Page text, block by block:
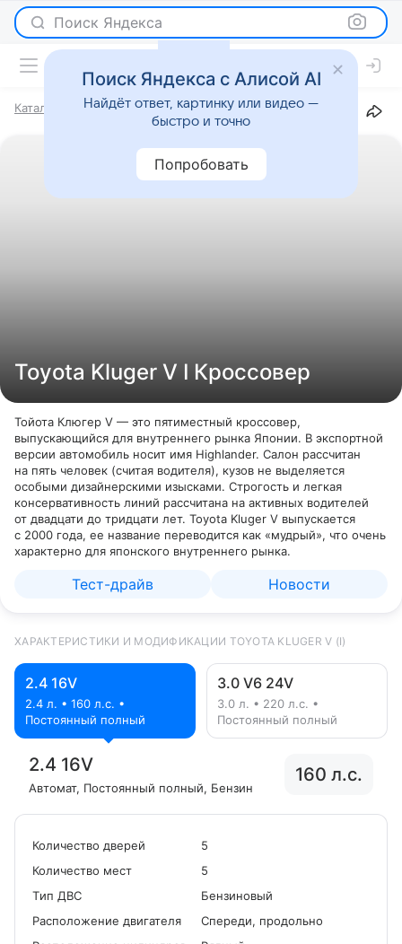
Поиск Яндекса
Каталог Марки Toyota Kluger V I Кроссовер
Toyota Kluger V I Кроссовер
Тойота Клюгер V — это пятиместный кроссовер,
выпускающийся для внутреннего рынка Японии. В экспортной
версии автомобиль носит имя Highlander. Салон рассчитан
на пять человек (считая водителя), кузов не выделяется
особыми дизайнерскими изысками. Строгость и легкая
консервативность линий рассчитана на активных водителей
от двадцати до тридцати лет. Toyota Kluger V выпускается
с 2000 года, ее название переводится как «мудрый», что очень
характерно для японского внутреннего рынка.
Тест-драйв Новости
ХАРАКТЕРИСТИКИ И МОДИФИКАЦИИ TOYOTA KLUGER V (I)
2.4 16V
2.4 л. • 160 л.с. •
Постоянный полный
3.0 V6 24V
3.0 л. • 220 л.с. •
Постоянный полный
2.4 16V
Автомат, Постоянный полный, Бензин
160 л.с.
Количество дверей
5
Количество мест
5
Tип ДВС
Бензиновый
Расположение двигателя
Спереди, продольно
Поиск Яндекса с Алисой AI
Найдёт ответ, картинку или видео —
быстро и точно
Попробовать